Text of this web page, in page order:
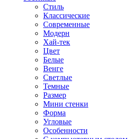
Стиль
Классические
Современные
Модерн
Хай-тек
Цвет
Белые
Венге
Светлые
Темные
Размер
Мини стенки
Форма
Угловые
Особенности